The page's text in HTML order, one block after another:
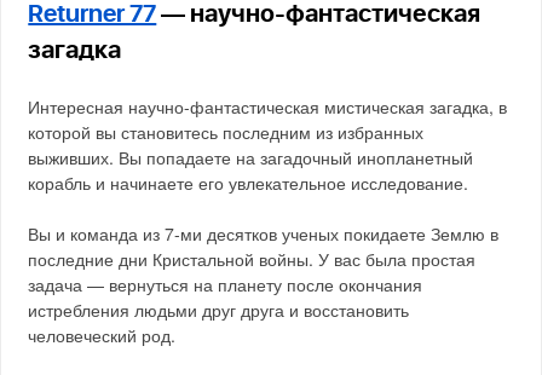
Returner 77 — научно-фантастическая
загадка
Интересная научно-фантастическая мистическая загадка, в
которой вы становитесь последним из избранных
выживших. Вы попадаете на загадочный инопланетный
корабль и начинаете его увлекательное исследование.
Вы и команда из 7-ми десятков ученых покидаете Землю в
последние дни Кристальной войны. У вас была простая
задача — вернуться на планету после окончания
истребления людьми друг друга и восстановить
человеческий род.